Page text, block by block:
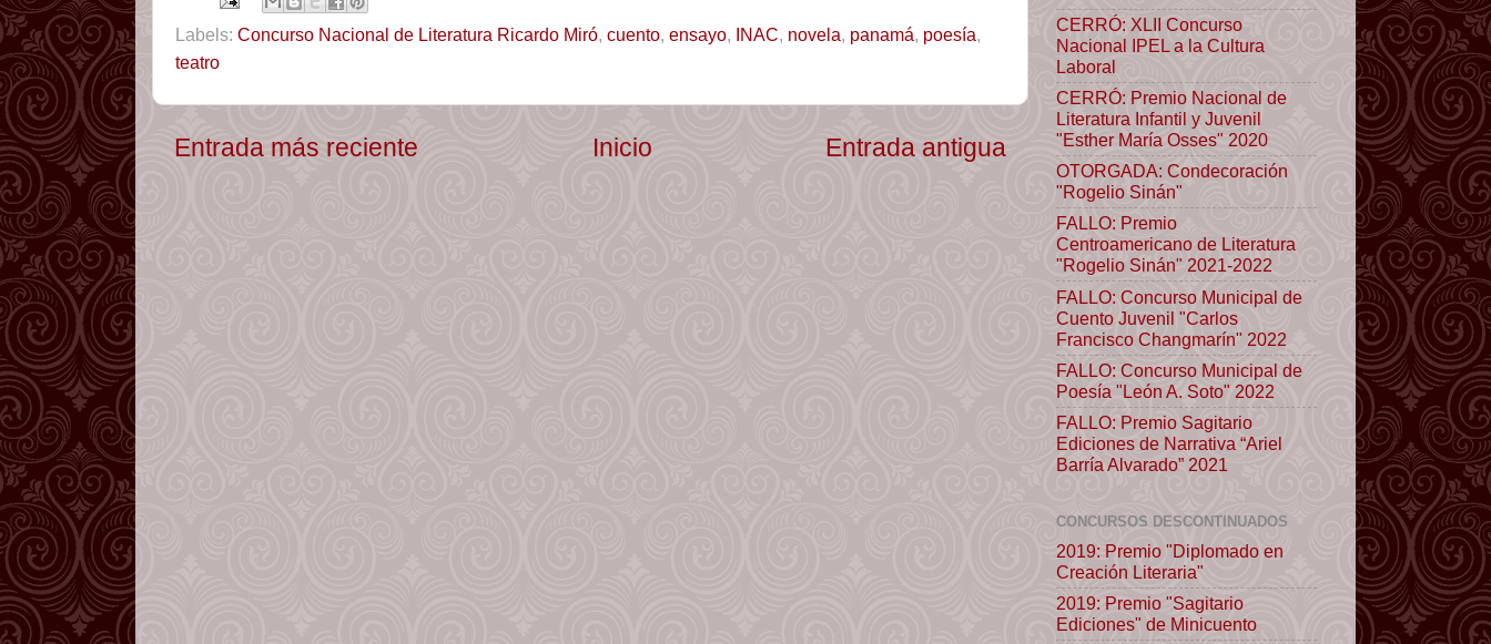
Labels: Concurso Nacional de Literatura Ricardo Miró, cuento, ensayo, INAC, novela, panamá, poesía,
teatro
Entrada más reciente Entrada antigua
Inicio
CERRÓ: XLII Concurso
Nacional IPEL a la Cultura
Laboral
CERRÓ: Premio Nacional de
Literatura Infantil y Juvenil
"Esther María Osses" 2020
OTORGADA: Condecoración
"Rogelio Sinán"
FALLO: Premio
Centroamericano de Literatura
"Rogelio Sinán" 2021-2022
FALLO: Concurso Municipal de
Cuento Juvenil "Carlos
Francisco Changmarín" 2022
FALLO: Concurso Municipal de
Poesía "León A. Soto" 2022
FALLO: Premio Sagitario
Ediciones de Narrativa “Ariel
Barría Alvarado” 2021
CONCURSOS DESCONTINUADOS
2019: Premio "Diplomado en
Creación Literaria"
2019: Premio "Sagitario
Ediciones" de Minicuento